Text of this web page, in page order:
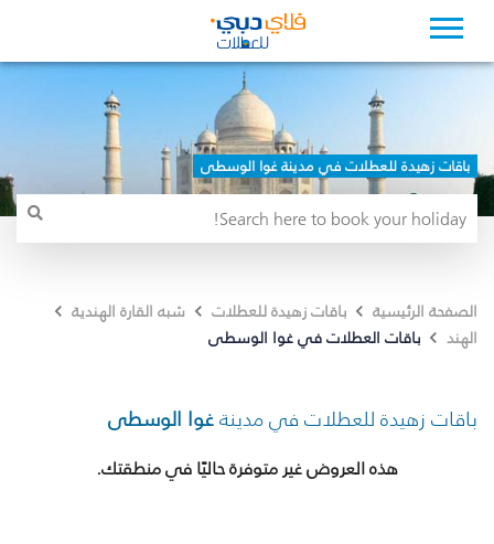
باقات زهيدة للعطلات في مدينة غوا الوسطى
الصفحة الرئيسية باقات زهيدة للعطلات
شبه القارة الهندية
الهند
باقات العطلات في غوا الوسطى
باقات زهيدة للعطلات في مدينةغوا الوسطى
هذه العروض غير متوفرة حاليًا في منطقتك.